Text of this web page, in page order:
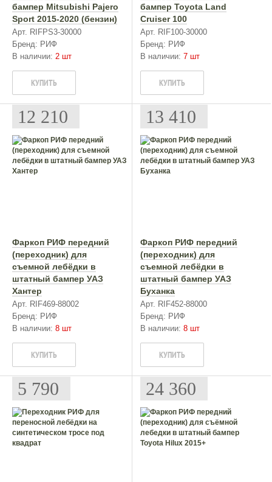
бампер Mitsubishi Pajero
Sport 2015-2020 (бензин)
Арт. RIFPS3-30000
Бренд: РИФ
В наличии: 2 шт
КУПИТЬ
бампер Toyota Land
Cruiser 100
Арт. RIF100-30000
Бренд: РИФ
В наличии: 7 шт
КУПИТЬ
12 210
Фаркоп РИФ передний
(переходник) для
съемной лебёдки в
штатный бампер УАЗ
Хантер
Арт. RIF469-88002
Бренд: РИФ
В наличии: 8 шт
КУПИТЬ
13 410
Фаркоп РИФ передний
(переходник) для
съемной лебёдки в
штатный бампер УАЗ
Буханка
Арт. RIF452-88000
Бренд: РИФ
В наличии: 8 шт
КУПИТЬ
5 790 24 360